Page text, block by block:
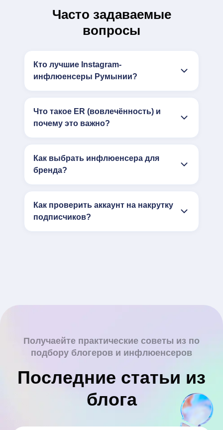
Часто задаваемые
вопросы
Кто лучшие Instagram-
инфлюенсеры Румынии?
Что такое ER (вовлечённость) и
почему это важно?
Как выбрать инфлюенсера для
бренда?
Как проверить аккаунт на накрутку
подписчиков?
Получаейте практические советы из по
подбору блогеров и инфлюенсеров
Последние статьи из
блога